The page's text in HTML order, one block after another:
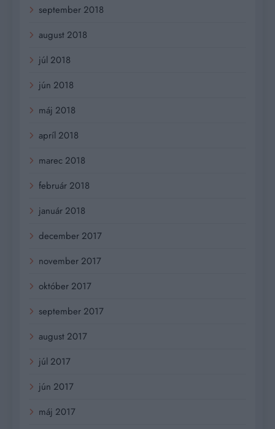
september 2018
august 2018
júl 2018
jún 2018
máj 2018
apríl 2018
marec 2018
február 2018
január 2018
december 2017
november 2017
október 2017
september 2017
august 2017
júl 2017
jún 2017
máj 2017